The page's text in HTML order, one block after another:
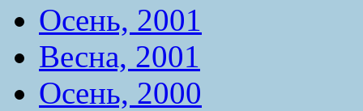
Осень, 2001
Весна, 2001
Осень, 2000